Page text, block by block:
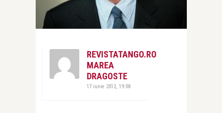
REVISTATANGO.RO
MAREA
DRAGOSTE
17 iunie 2012, 19:08